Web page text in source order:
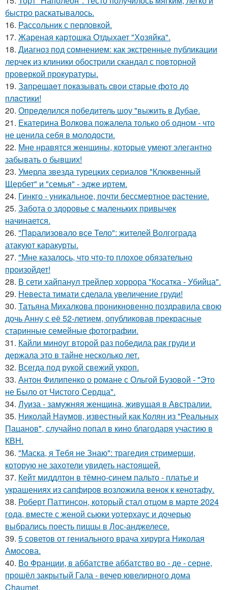
быстро раскатывалось.
16. Рассольник с перловкой.
17. Жареная картошка Отдыхает "Хозяйка".
18. Диагноз под сомнением: как экстренные публикации
лерчек из клиники обострили скандал с повторной
проверкой прокуратуры.
19. Зaпpeщaeт пoкaзывaть cвoи cтapыe фoтo дo
плacтики!
20. Определился победитель шоу "выжить в Дубае.
21. Екатерина Волкова пожалела только об одном - что
не ценила себя в молодости.
22. Мне нравятся женщины, которые умеют элегантно
забывать о бывших!
23. Умерла звезда турецких сериалов "Клюквенный
Щербет" и "семья" - эдже иртем.
24. Гинкго - уникальное, почти бессмертное растение.
25. Забота о здоровье с маленьких привычек
начинается.
26. "Пapализовало все Тело": жителей Волгограда
атакуют каракурты.
27. "Мне казалось, что что-то плохое обязательно
произойдет!
28. В сети хайпанул трейлер хоррора "Косатка - Убийца".
29. Невеста тимати сделала увеличение груди!
30. Татьяна Михалкова проникновенно поздравила свою
дочь Анну с её 52-летием, опубликовав прекрасные
старинные семейные фотографии.
31. Кайли миноуг второй раз победила рак груди и
держала это в тайне несколько лет.
32. Всегда под рукой свежий укроп.
33. Антон Филипенко о романе с Ольгой Бузовой - "Это
не Было от Чистого Сердца".
34. Луиза - замужняя женщина, живущая в Австралии.
35. Николай Наумов, известный как Колян из "Реальных
Пацанов", случайно попал в кино благодаря участию в
КВН.
36. "Маска, я Тебя не Знаю": трагедия стримерши,
которую не захотели увидеть настоящей.
37. Кейт миддлтон в тёмно-синем пальто - платье и
украшениях из сапфиров возложила венок к кенотафу.
38. Роберт Паттинсон, который стал отцом в марте 2024
года, вместе с женой сьюки уотерхаус и дочерью
выбрались поесть пиццы в Лос-анджелесе.
39. 5 советов от гениального врача хирурга Николая
Амосова.
40. Во Франции, в аббатстве аббатство во - де - серне,
прошёл закрытый Гала - вечер ювелирного дома
Chaumet.